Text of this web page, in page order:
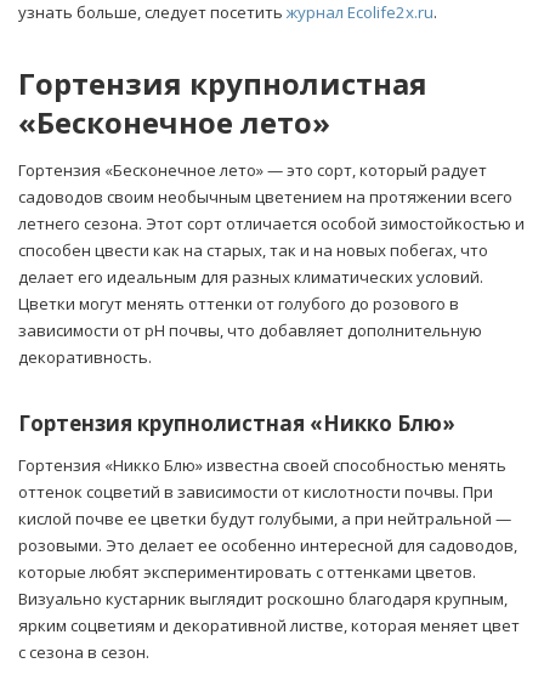
узнать больше, следует посетить журнал Ecolife2x.ru.
Гортензия крупнолистная
«Бесконечное лето»
Гортензия «Бесконечное лето» — это сорт, который радует
садоводов своим необычным цветением на протяжении всего
летнего сезона. Этот сорт отличается особой зимостойкостью и
способен цвести как на старых, так и на новых побегах, что
делает его идеальным для разных климатических условий.
Цветки могут менять оттенки от голубого до розового в
зависимости от pH почвы, что добавляет дополнительную
декоративность.
Гортензия крупнолистная «Никко Блю»
Гортензия «Никко Блю» известна своей способностью менять
оттенок соцветий в зависимости от кислотности почвы. При
кислой почве ее цветки будут голубыми, а при нейтральной —
розовыми. Это делает ее особенно интересной для садоводов,
которые любят экспериментировать с оттенками цветов.
Визуально кустарник выглядит роскошно благодаря крупным,
ярким соцветиям и декоративной листве, которая меняет цвет
с сезона в сезон.